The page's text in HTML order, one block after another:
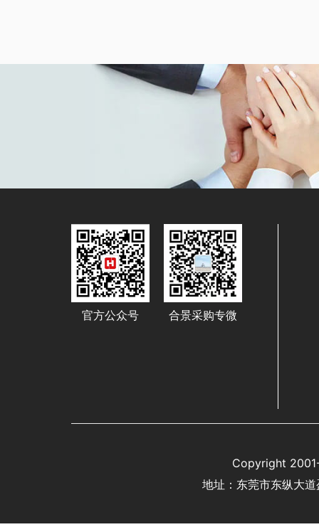
官方公众号 合景采购专微
Copyright
地址：东莞市东纵大